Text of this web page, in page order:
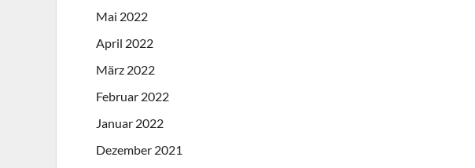
Mai 2022
April 2022
März 2022
Februar 2022
Januar 2022
Dezember 2021